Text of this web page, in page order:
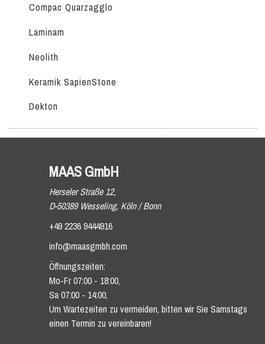
Compac Quarzagglo
Laminam
Neolith
Keramik SapienStone
Dekton
MAAS GmbH
Herseler Straße 12,
D-50389 Wesseling, Köln / Bonn
+49 2236 9444916
info@maasgmbh.com
Öffnungszeiten:
Mo-Fr 07:00 - 18:00,
Sa 07:00 - 14:00,
Um Wartezeiten zu vermeiden, bitten wir Sie Samstags
einen Termin zu vereinbaren!